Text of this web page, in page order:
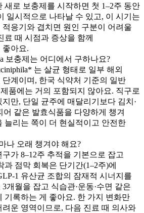
새로 보충제를 시작하면 첫 1–2주 동안
일시적으로 나타날 수 있고, 이 시기는
적응기와 겹치면 원인 구분이 어려울
료 때 시점과 증상을 함께
좋아요.
보충제는 어디에서 구하나요?
는 살균 형태로 일부 해외
단계이며, 한국 식약처 기준의 일반
품에는 거의 포함되지 않아요. 직구로
만, 단일 균주에 매달리기보다 김치·
어 같은 발효식품을 다양하게 챙겨
늘리는 쪽이 더 현실적이고 안전한
나 오래 챙겨야 해요?
가 8–12주 추적을 기본으로 잡고
과 점막 회복은 단기간(1–2주)에
1 유산균 조합의 잠재적 시너지를
개월을 잡고 식습관·운동·수면 같은
기록하는 게 좋아요. 한 가지 변화만
려운 영역이므로, 다음 진료 때 의사와